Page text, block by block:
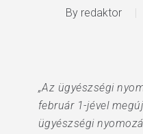
By redaktor
„Az ügyészségi
február 1-jével
ügyészségi